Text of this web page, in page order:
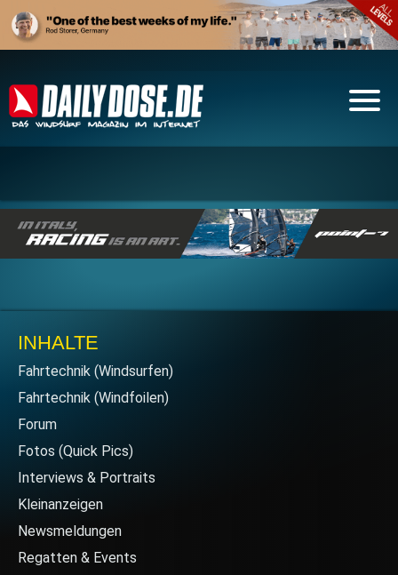
INHALTE
Fahrtechnik (Windsurfen)
Fahrtechnik (Windfoilen)
Forum
Fotos (Quick Pics)
Interviews & Portraits
Kleinanzeigen
Newsmeldungen
Regatten & Events